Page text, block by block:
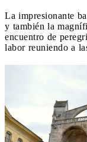
La impresionante
y también la
encuentro de
labor reuniendo a